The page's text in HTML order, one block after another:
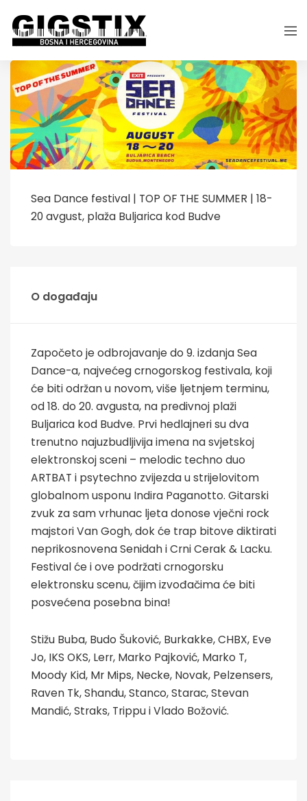
Sea Dance festival | TOP OF THE SUMMER | 18-
20 avgust, plaža Buljarica kod Budve
O događaju
Započeto je odbrojavanje do 9. izdanja Sea
Dance-a, najvećeg crnogorskog festivala, koji
će biti održan u novom, više ljetnjem terminu,
od 18. do 20. avgusta, na predivnoj plaži
Buljarica kod Budve. Prvi hedlajneri su dva
trenutno najuzbudljivija imena na svjetskoj
elektronskoj sceni – melodic techno duo
ARTBAT i psytechno zvijezda u strijelovitom
globalnom usponu Indira Paganotto. Gitarski
zvuk za sam vrhunac ljeta donose vječni rock
majstori Van Gogh, dok će trap bitove diktirati
neprikosnovena Senidah i Crni Cerak & Lacku.
Festival će i ove podržati crnogorsku
elektronsku scenu, čijim izvođačima će biti
posvećena posebna bina!
Stižu Buba, Budo Šuković, Burkakke, CHBX, Eve
Jo, IKS OKS, Lerr, Marko Pajković, Marko T,
Moody Kid, Mr Mips, Necke, Novak, Pelzensers,
Raven Tk, Shandu, Stanco, Starac, Stevan
Mandić, Straks, Trippu i Vlado Božović.